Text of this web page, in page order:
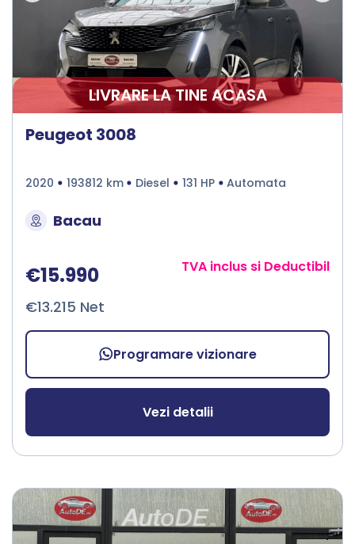
LIVRARE LA TINE ACASA
Peugeot 3008
2020 193812 km Diesel 131 HP Automata
Bacau
€15.990
€13.215 Net
TVA inclus si Deductibil
Programare vizionare
Vezi detalii